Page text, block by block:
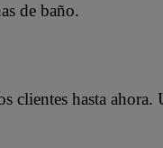
de baño.
clientes hasta